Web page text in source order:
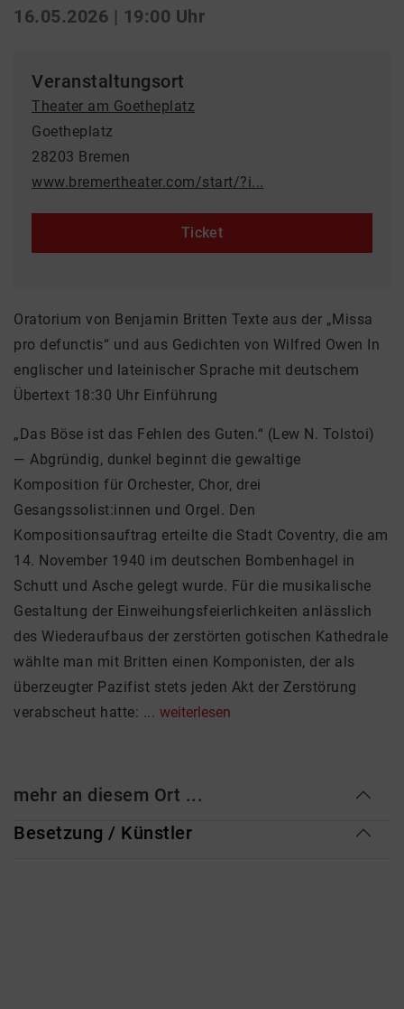
16.05.2026 | 19:00 Uhr
Veranstaltungsort
Theater am Goetheplatz
Goetheplatz
28203 Bremen
www.bremertheater.com/start/?i...
Ticket
Oratorium von Benjamin Britten Texte aus der „Missa
pro defunctis“ und aus Gedichten von Wilfred Owen In
englischer und lateinischer Sprache mit deutschem
Übertext 18:30 Uhr Einführung
„Das Böse ist das Fehlen des Guten.“ (Lew N. Tolstoi)
— Abgründig, dunkel beginnt die gewaltige
Komposition für Orchester, Chor, drei
Gesangssolist:innen und Orgel. Den
Kompositionsauftrag erteilte die Stadt Coventry, die am
14. November 1940 im deutschen Bombenhagel in
Schutt und Asche gelegt wurde. Für die musikalische
Gestaltung der Einweihungsfeierlichkeiten anlässlich
des Wiederaufbaus der zerstörten gotischen Kathedrale
wählte man mit Britten einen Komponisten, der als
überzeugter Pazifist stets jeden Akt der Zerstörung
verabscheut hatte: ... weiterlesen
mehr an diesem Ort ...
Besetzung / Künstler